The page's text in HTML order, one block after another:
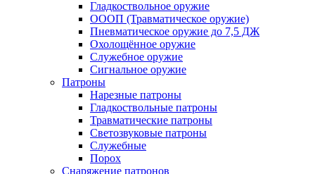
Гладкоствольное оружие
ОООП (Травматическое оружие)
Пневматическое оружие до 7,5 ДЖ
Охолощённое оружие
Служебное оружие
Сигнальное оружие
Патроны
Нарезные патроны
Гладкоствольные патроны
Травматические патроны
Светозвуковые патроны
Служебные
Порох
Снаряжение патронов